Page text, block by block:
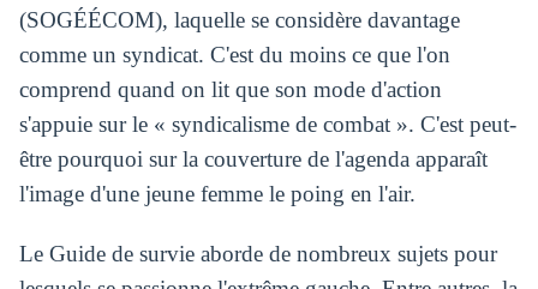
(SOGÉÉCOM), laquelle se considère davantage
comme un syndicat. C'est du moins ce que l'on
comprend quand on lit que son mode d'action
s'appuie sur le « syndicalisme de combat ». C'est peut-
être pourquoi sur la couverture de l'agenda apparaît
l'image d'une jeune femme le poing en l'air.
Le Guide de survie aborde de nombreux sujets pour